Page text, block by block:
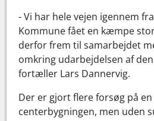
- Vi har hele vejen igennem
Kommune fået en kæmpe
derfor frem til samarbejdet
omkring udarbejdelsen af
fortæller Lars Dannervig.
Der er gjort flere forsøg på
centerbygningen, men uden